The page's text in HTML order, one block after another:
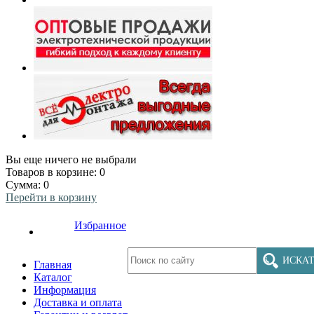
Вы еще ничего не выбрали
Товаров в корзине: 0
Сумма: 0
Перейти в корзину
Избранное
Главная
Каталог
Информация
Доставка и оплата